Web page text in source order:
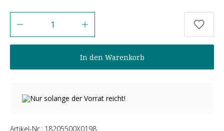
In den Warenkorb
Nur solange der Vorrat reicht!
Artikel-Nr.: 18205500X0198